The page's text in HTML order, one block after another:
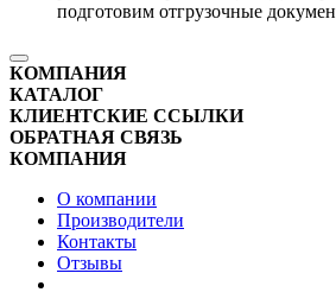
подготовим отгрузочные
КОМПАНИЯ
КАТАЛОГ
КЛИЕНТСКИЕ ССЫЛКИ
ОБРАТНАЯ СВЯЗЬ
КОМПАНИЯ
О компании
Производители
Контакты
Отзывы